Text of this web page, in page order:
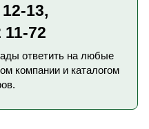
13,
11-72
ответить на любые
компании и каталогом